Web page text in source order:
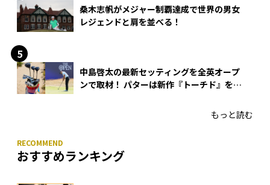
桑木志帆がメジャー制覇達成で世界の男女
レジェンドと肩を並べる！
中島啓太の最新セッティングを全英オープ
ンで取材！ パターは新作『トーチド』を投
もっと読む
おすすめランキング